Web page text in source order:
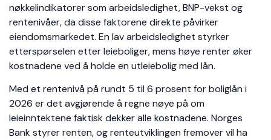
nøkkelindikatorer som arbeidsledighet, BNP-vekst og
rentenivåer, da disse faktorene direkte påvirker
eiendomsmarkedet. En lav arbeidsledighet styrker
etterspørselen etter leieboliger, mens høye renter øker
kostnadene ved å holde en utleiebolig med lån.
Med et rentenivå på rundt 5 til 6 prosent for boliglån i
2026 er det avgjørende å regne nøye på om
leieinntektene faktisk dekker alle kostnadene. Norges
Bank styrer renten, og renteutviklingen fremover vil ha